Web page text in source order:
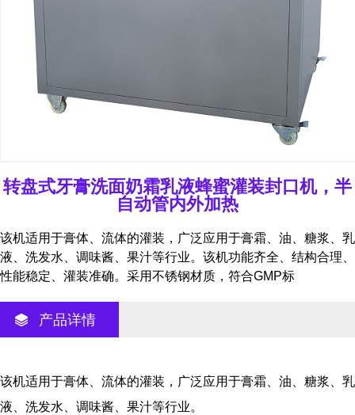
转盘式牙膏洗面奶霜乳液蜂蜜灌装封口机，半
自动管内外加热
该机适用于膏体、流体的灌装，广泛应用于膏霜、油、糖浆、乳
液、洗发水、调味酱、果汁等行业。该机功能齐全、结构合理、
性能稳定、灌装准确。采用不锈钢材质，符合GMP标
产品详情
该机适用于膏体、流体的灌装，广泛应用于膏霜、油、糖浆、乳
液、洗发水、调味酱、果汁等行业。